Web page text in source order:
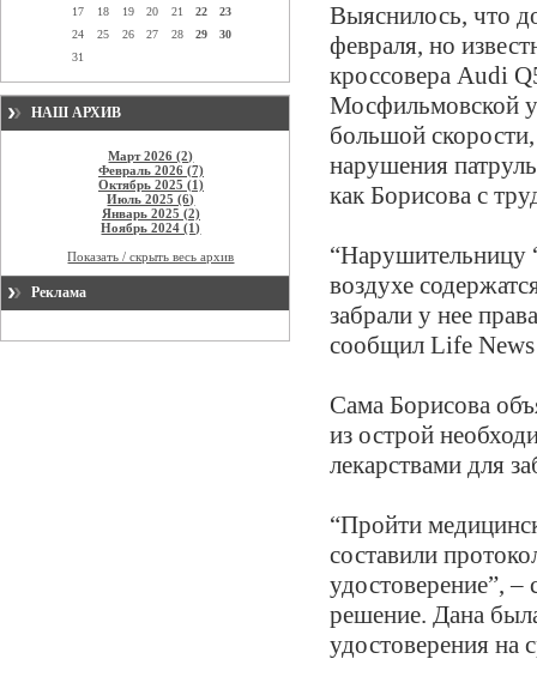
17
18 19 20 21 22
23
24
25 26 27 28 29
30
31
НАШ АРХИВ
Март 2026 (2)
Февраль 2026 (7)
Октябрь 2025 (1)
Июль 2025 (6)
Январь 2025 (2)
Ноябрь 2024 (1)
Показать / скрыть весь архив
Реклама
Выяснилось, что
февраля, но
кроссовера Audi
Мосфильмовской
большой
нарушения
как Борисова с
“Нарушительницу
воздухе
забрали у нее
сообщил Life News
Сама Борисова
из острой
лекарствами для
“Пройти
составили
удостоверение”,
решение. Дана
удостоверения на